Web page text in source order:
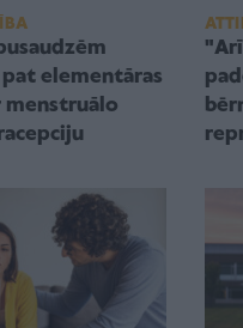
elementāras
menstruālo